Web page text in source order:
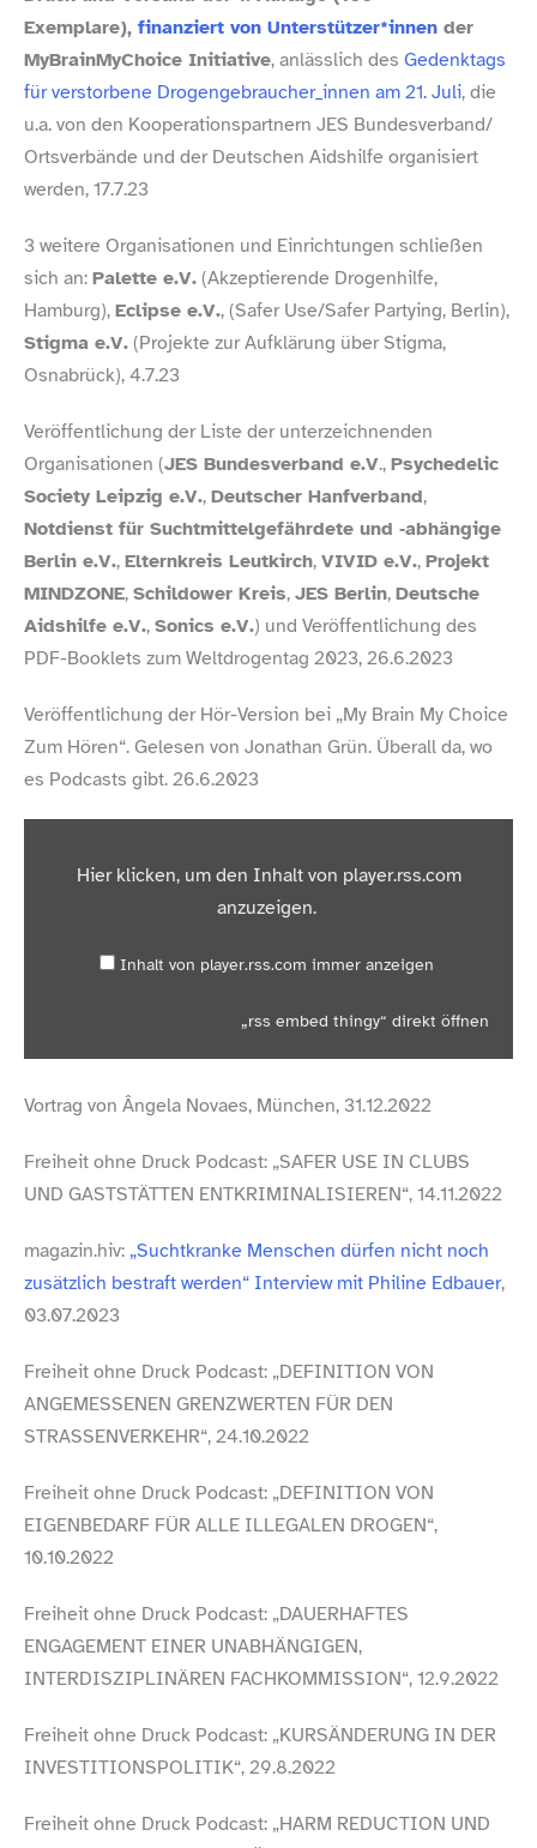
Exemplare), finanziert von Unterstützer*innen der
MyBrainMyChoice Initiative, anlässlich des Gedenktags
für verstorbene Drogengebraucher_​innen am 21. Juli, die
u.a. von den Kooperationspartnern JES Bundesverband/​
Ortsverbände und der Deutschen Aidshilfe organisiert
werden, 17.7.23
3 weitere Organisationen und Einrichtungen schließen
sich an:Palette e.V.(Akzeptierende Drogenhilfe,
Hamburg),Eclipse e.V., (Safer Use/​Safer Partying, Berlin),
Stigma e.V.(Projekte zur Aufklärung über Stigma,
Osnabrück), 4.7.23
Veröffentlichung der Liste der unterzeichnenden
Organisationen (JES Bundesverband e.V.,Psychedelic
Society Leipzig e.V.,Deutscher Hanfverband,
Notdienst für Suchtmittelgefährdete und ‑abhängige
Berlin e.V.,Elternkreis Leutkirch,VIVID e.V.,Projekt
MINDZONE,Schildower Kreis,JES Berlin,Deutsche
Aidshilfe e.V.,Sonics e.V.) und Veröffentlichung des
PDF-​Booklets zum Weltdrogentag 2023, 26.6.2023
Veröffentlichung der Hör-​Version bei „My Brain My Choice
Zum Hören“. Gelesen von Jonathan Grün. Überall da, wo
es Podcasts gibt. 26.6.2023
„rss
thingy“Hier klicken, um den Inhalt von player​.rss​.com
anzuzeigen.
Inhalt von player​.rss​.com immer anzeigen
„rss embed thingy“ direkt öffnen
Vortrag von Ângela Novaes, München, 31.12.2022
Freiheit ohne Druck Podcast: „SAFER USE IN CLUBS
UND GASTSTÄTTEN ENTKRIMINALISIEREN“, 14.11.2022
magazin​.hiv: „Suchtkranke Menschen dürfen nicht noch
zusätzlich bestraft werden“ Interview mit Philine Edbauer,
03.07.2023
Freiheit ohne Druck Podcast: „DEFINITION VON
ANGEMESSENEN GRENZWERTEN FÜR DEN
STRASSENVERKEHR“, 24.10.2022
Freiheit ohne Druck Podcast: „DEFINITION VON
EIGENBEDARF FÜR ALLE ILLEGALEN DROGEN“,
10.10.2022
Freiheit ohne Druck Podcast: „DAUERHAFTES
ENGAGEMENT EINER UNABHÄNGIGEN,
INTERDISZIPLINÄREN FACHKOMMISSION“, 12.9.2022
Freiheit ohne Druck Podcast: „KURSÄNDERUNG IN DER
INVESTITIONSPOLITIK“, 29.8.2022
Freiheit ohne Druck Podcast: „HARM REDUCTION UND